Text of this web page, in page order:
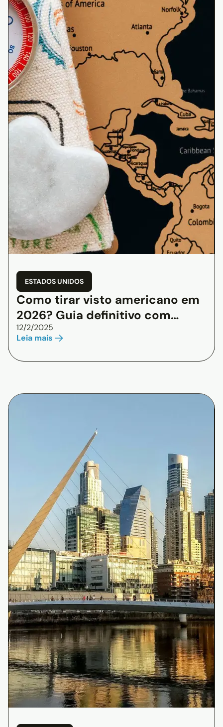
ESTADOS UNIDOS
Como tirar visto americano em
2026? Guia definitivo com
passo a passo completo
12/2/2025
Leia mais